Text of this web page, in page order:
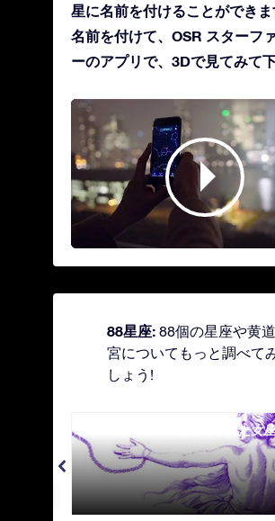
星に名前を付けることができ
名前を付けて、OSR スターフ
ーのアプリで、3Dで見てみて
88星座: 88個の星座や黄
宮についてもっと調べて
しょう!
Andromeda - 鎖で縛られた女座